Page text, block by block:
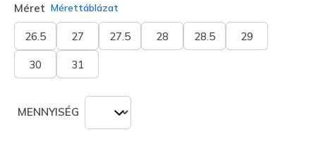
Méret Mérettáblázat
26.5 27 27.5 28 28.5 29
30 31
MENNYISÉG